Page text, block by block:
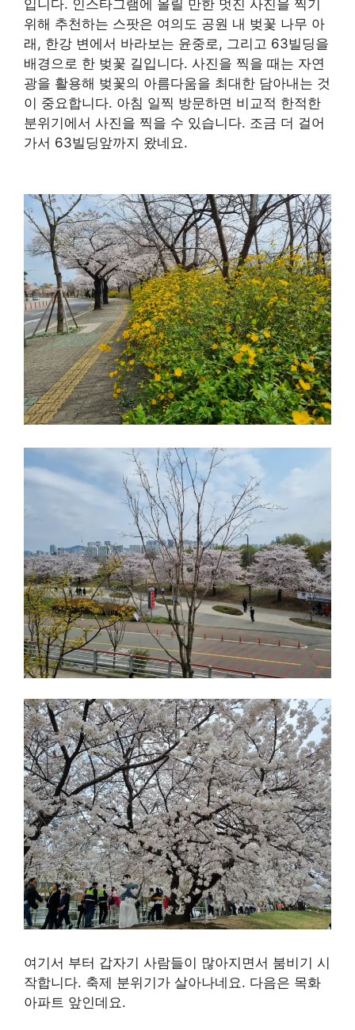
입니다. 인스타그램에 올릴 만한 멋진 사진을 찍기
위해 추천하는 스팟은 여의도 공원 내 벚꽃 나무 아
래, 한강 변에서 바라보는 윤중로, 그리고 63빌딩을
배경으로 한 벚꽃 길입니다. 사진을 찍을 때는 자연
광을 활용해 벚꽃의 아름다움을 최대한 담아내는 것
이 중요합니다. 아침 일찍 방문하면 비교적 한적한
분위기에서 사진을 찍을 수 있습니다. 조금 더 걸어
가서 63빌딩앞까지 왔네요.
여기서 부터 갑자기 사람들이 많아지면서 붐비기 시
작합니다. 축제 분위기가 살아나네요. 다음은 목화
아파트 앞인데요.